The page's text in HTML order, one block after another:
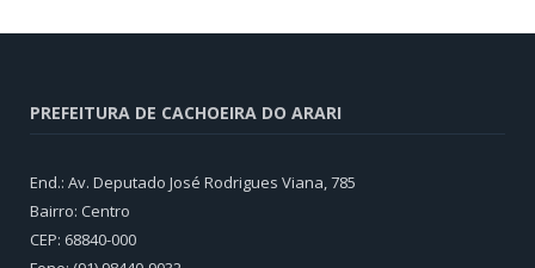
PREFEITURA DE CACHOEIRA DO ARARI
End.: Av. Deputado José Rodrigues Viana, 785
Bairro: Centro
CEP: 68840-000